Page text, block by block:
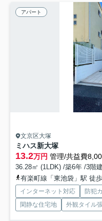
アパート
文京区大塚
ミハス新大塚
13.2万円 管理/共益費
36.28㎡ (1LDK) /築6年 /3階建
有楽町線「東池袋」駅 徒
インターネット対応 防犯
閑静な住宅地
外観タイル